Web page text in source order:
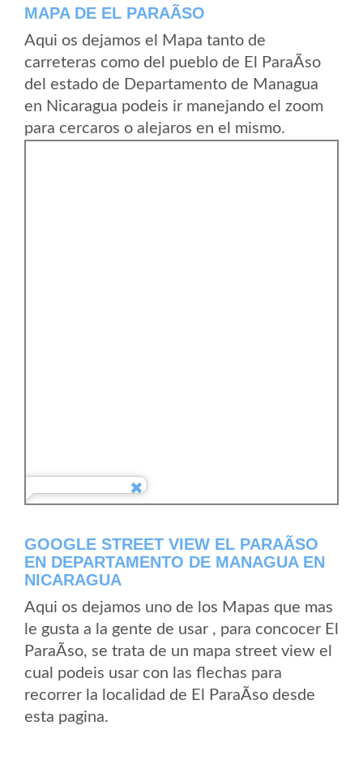
MAPA DE EL PARAÃ­SO
Aqui os dejamos el Mapa tanto de
carreteras como del pueblo de El ParaÃ­so
del estado de Departamento de Managua
en Nicaragua podeis ir manejando el zoom
para cercaros o alejaros en el mismo.
GOOGLE STREET VIEW EL PARAÃ­SO
EN DEPARTAMENTO DE MANAGUA EN
NICARAGUA
Aqui os dejamos uno de los Mapas que mas
le gusta a la gente de usar , para concocer El
ParaÃ­so, se trata de un mapa street view el
cual podeis usar con las flechas para
recorrer la localidad de El ParaÃ­so desde
esta pagina.